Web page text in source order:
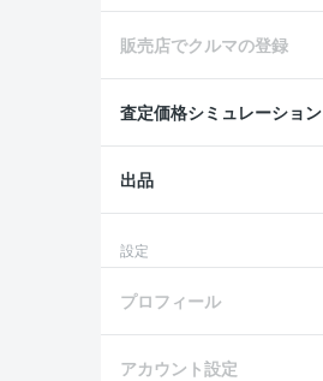
販売店でクルマの登録
査定価格シミュレーション
出品
設定
プロフィール
アカウント設定